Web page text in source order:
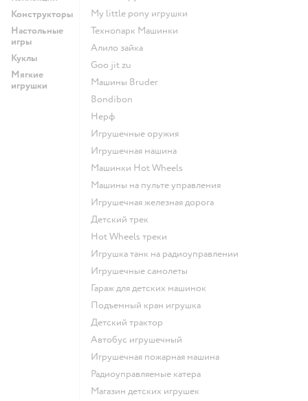
Конструкторы
Настольные
игры
Куклы
Мягкие
игрушки
my little pony игрушки
Технопарк Машинки
Алило зайка
Goo jit zu
Машины Bruder
Bondibon
Нерф
Игрушечные оружия
Игрушечная машина
Машинки Hot Wheels
Машины на пульте управления
Игрушечная железная дорога
Детский трек
Hot Wheels треки
Игрушка танк на радиоуправлении
Игрушечные самолеты
Гараж для детских машинок
Подъемный кран игрушка
Детский трактор
Автобус игрушечный
Игрушечная пожарная машина
Радиоуправляемые катера
Магазин детских игрушек